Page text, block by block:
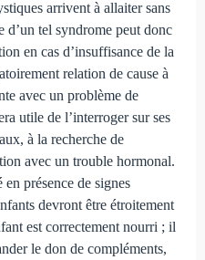
arrivent à allaiter sans
d’un tel syndrome peut donc
en cas d’insuffisance de la
relation de cause à
avec un problème de
utile de l’interroger sur ses
à la recherche de
avec un trouble hormonal.
présence de signes
devront être étroitement
est correctement nourri ; il
le don de compléments,